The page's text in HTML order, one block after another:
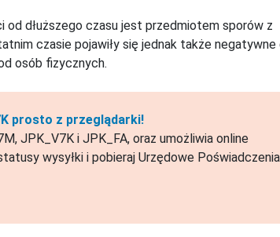
dłuższego czasu jest przedmiotem sporów z
czasie pojawiły się jednak także negatywne
osób fizycznych.
prosto z przeglądarki!
JPK_V7K i JPK_FA, oraz umożliwia online
wysyłki i pobieraj Urzędowe Poświadczenia